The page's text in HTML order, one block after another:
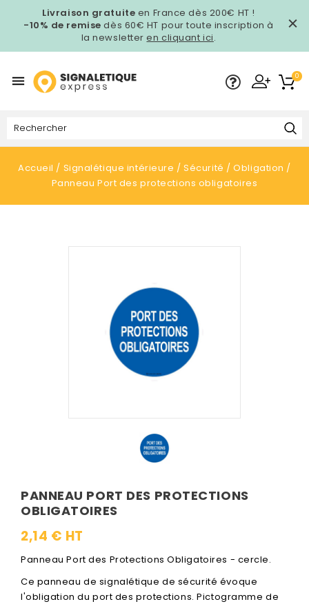
Livraison gratuite en France dès 200€ HT !
-10% de remise dès 60€ HT pour toute inscription à
la newsletteren cliquant ici.
 0
Accueil Signalétique intérieure Sécurité
Obligation
Panneau Port des protections obligatoires
PANNEAU PORT DES PROTECTIONS
OBLIGATOIRES
2,14 € HT
Panneau Port des Protections Obligatoires - cercle.
Ce panneau de signalétique de sécurité évoque
l'obligation du port des protections. Pictogramme de